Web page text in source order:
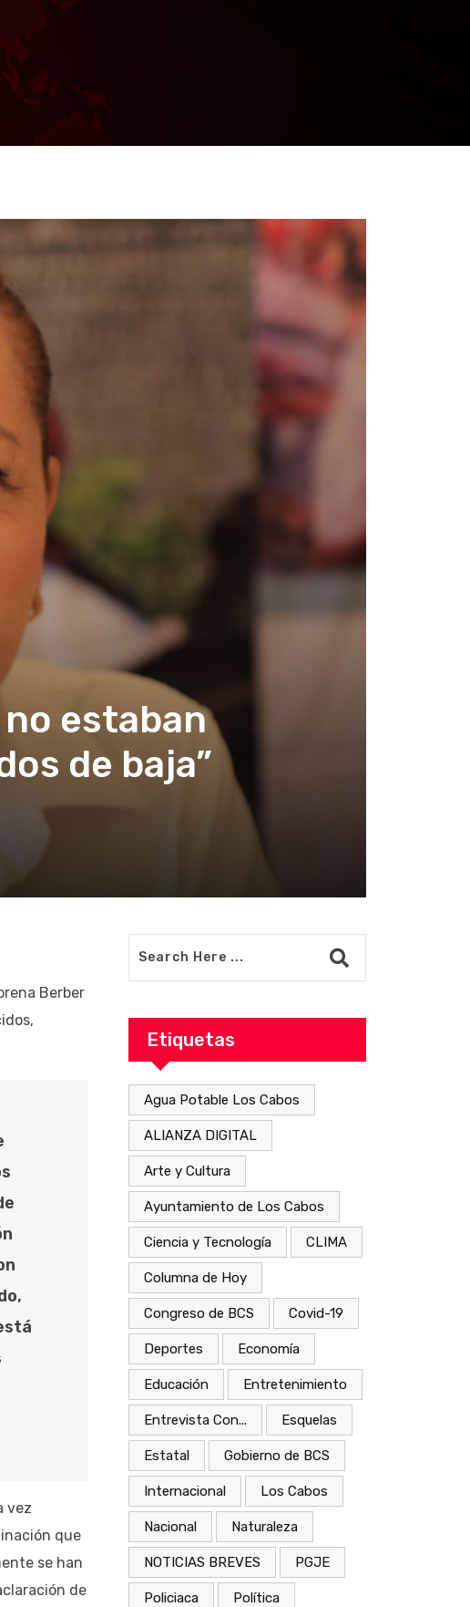
estaban
de baja”
Berber
vez
que
se han
de
Etiquetas
Agua Potable Los Cabos
ALIANZA DIGITAL
Arte y Cultura
Ayuntamiento de Los Cabos
Ciencia y Tecnología CLIMA
Columna de Hoy
Congreso de BCS Covid-19
Deportes Economía
Educación Entretenimiento
Entrevista Con... Esquelas
Estatal Gobierno de BCS
Internacional Los Cabos
Nacional Naturaleza
NOTICIAS BREVES PGJE
Policiaca Política